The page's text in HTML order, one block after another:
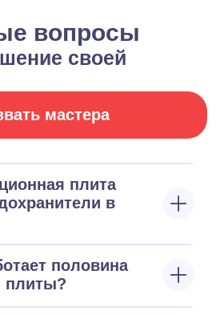
вопросы
своей
мастера
плита
в
половина
плиты?